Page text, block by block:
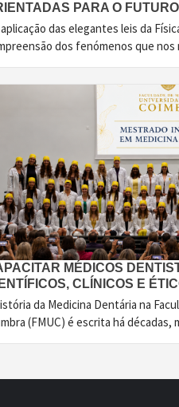
PARA O FUTURO
das elegantes leis da
dos fenómenos que nos
MÉDICOS
CLÍNICOS E
da Medicina Dentária na
(FMUC) é escrita há décadas,